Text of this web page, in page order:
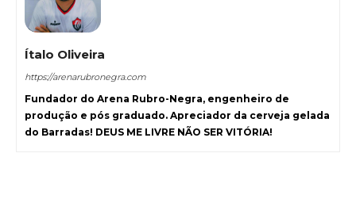
Ítalo Oliveira
https://arenarubronegra.com
Fundador do Arena Rubro-Negra, engenheiro de
produção e pós graduado. Apreciador da cerveja gelada
do Barradas! DEUS ME LIVRE NÃO SER VITÓRIA!